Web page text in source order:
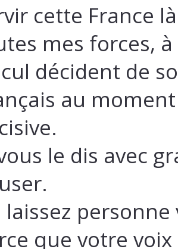
cette France
mes forces,
décident de
au
le dis avec
laissez
que votre